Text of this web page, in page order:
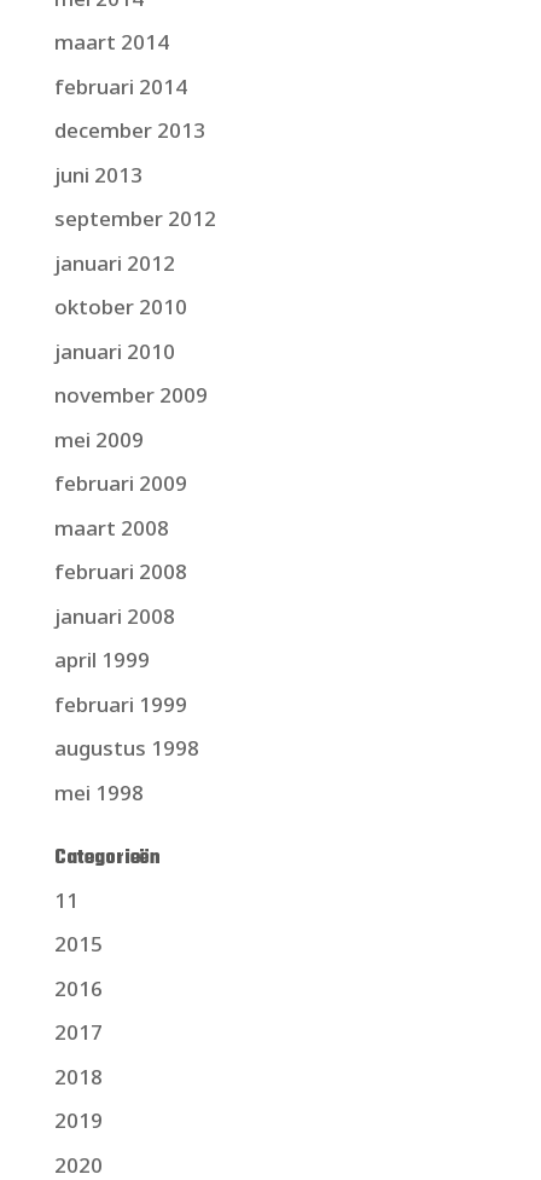
maart 2014
februari 2014
december 2013
juni 2013
september 2012
januari 2012
oktober 2010
januari 2010
november 2009
mei 2009
februari 2009
maart 2008
februari 2008
januari 2008
april 1999
februari 1999
augustus 1998
mei 1998
Categorieën
11
2015
2016
2017
2018
2019
2020